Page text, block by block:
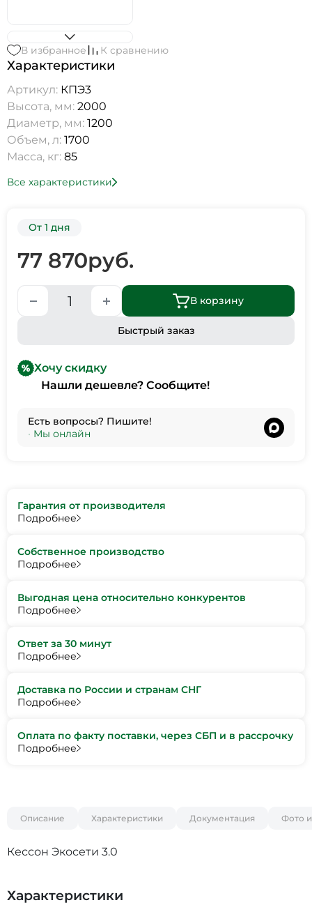
В избранное К сравнению
Характеристики
Артикул: КПЭ3
Высота, мм: 2000
Диаметр, мм: 1200
Объем, л: 1700
Масса, кг: 85
Все характеристики
От 1 дня
77 870руб.
В корзину
Быстрый заказ
Хочу скидку
Нашли дешевле? Сообщите!
Есть вопросы? Пишите!
• Мы онлайн
Гарантия от производителя
Подробнее
Собственное производство
Подробнее
Выгодная цена относительно конкурентов
Подробнее
Ответ за 30 минут
Подробнее
Доставка по России и странам СНГ
Подробнее
Оплата по факту поставки, через СБП и в рассрочку
Подробнее
Описание Характеристики Документация Фото
Кессон Экосети 3.0
Характеристики